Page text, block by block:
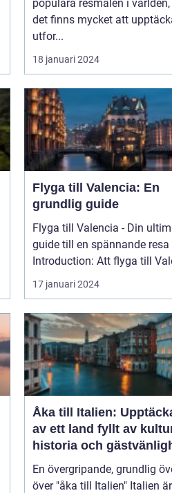
populära resmålen i
det finns mycket att
utfor...
18 januari 2024
Flyga till Valencia: En
grundlig guide
Flyga till Valencia - Din
guide till en spännande resa
Introduction: Att flyga till
17 januari 2024
Åka till Italien:
av ett land fyllt av
historia och
En övergripande, grundlig
över "åka till Italien" Italien är en av